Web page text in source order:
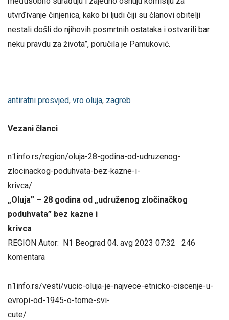
utvrđivanje činjenica, kako bi ljudi čiji su članovi obitelji
nestali došli do njihovih posmrtnih ostataka i ostvarili bar
neku pravdu za života”, poručila je Pamuković.
antiratni prosvjed, vro oluja, zagreb
Vezani članci
n1info.rs/region/oluja-28-godina-od-udruzenog-
zlocinackog-poduhvata-bez-kazne-i-
krivca/
„Oluja” – 28 godina od „udruženog zločinačkog
poduhvata” bez kazne i
REGION Autor: N1 Beograd 04. avg 2023 07:32 246
komentara
n1info.rs/vesti/vucic-oluja-je-najvece-etnicko-ciscenje-u-
evropi-od-1945-o-tome-svi-
cute/